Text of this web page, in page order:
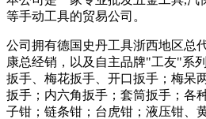
等手动工具的贸易公司。
公司拥有德国史丹工具浙西地区总
康总经销，以及自主品牌"工友"系
扳手、梅花扳手、开口扳手；梅呆
扳手；内六角扳手；套筒扳手；各
子钳；链条钳；台虎钳；液压钳、